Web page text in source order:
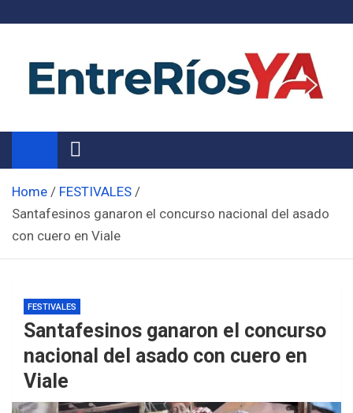
Noticias de Entre Ríos
Información de toda la provincia ahora
Home
FESTIVALES
Santafesinos ganaron el concurso nacional del asado
con cuero en Viale
FESTIVALES
Santafesinos ganaron el concurso
nacional del asado con cuero en
Viale